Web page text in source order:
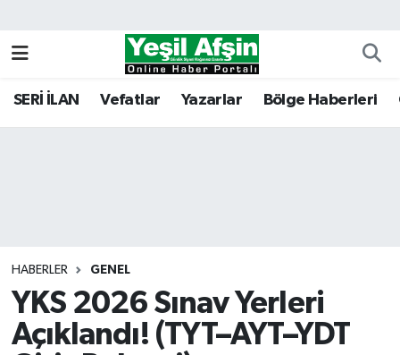
SERİ İLAN Vefatlar Yazarlar Bölge Haberleri
HABERLER GENEL
YKS 2026 Sınav Yerleri
Açıklandı! (TYT–AYT–YDT
Kahramanmaraş Nöbetçi Eczaneler
Tüm Manşetler
Son Dakika Haberleri